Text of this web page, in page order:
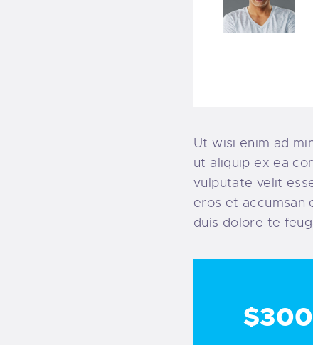
Ut wisi enim ad
ut aliquip ex ea
vulputate velit
eros et accumsan
duis dolore te
$300